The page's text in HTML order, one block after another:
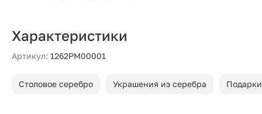
Характеристики
Артикул: 1262РМ00001
Столовое серебро Украшения из серебра